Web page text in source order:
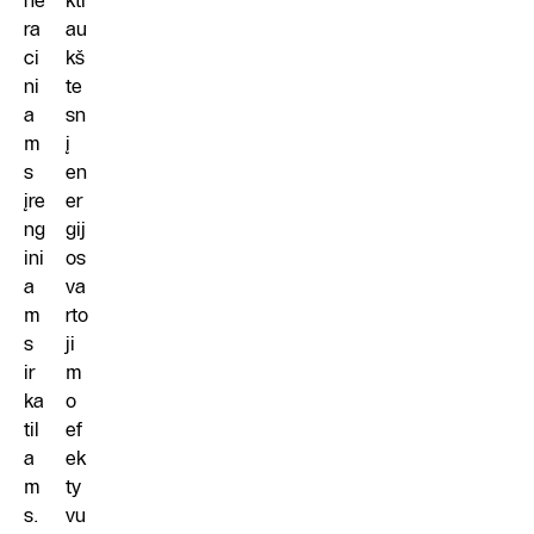
ra
ci
ni
a
m
s
įre
ng
ini
a
m
s
ir
ka
til
a
m
s.
au
kš
te
sn
į
en
er
gij
os
va
rto
ji
m
o
ef
ek
ty
vu